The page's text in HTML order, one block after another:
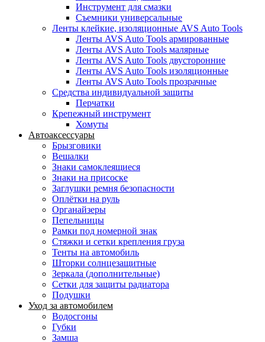
Инструмент для смазки
Съемники универсальные
Ленты клейкие, изоляционные AVS Auto Tools
Ленты AVS Auto Tools армированные
Ленты AVS Auto Tools малярные
Ленты AVS Auto Tools двусторонние
Ленты AVS Auto Tools изоляционные
Ленты AVS Auto Tools прозрачные
Средства индивидуальной защиты
Перчатки
Крепежный инструмент
Хомуты
Автоаксессуары
Брызговики
Вешалки
Знаки самоклеящиеся
Знаки на присоске
Заглушки ремня безопасности
Оплётки на руль
Органайзеры
Пепельницы
Рамки под номерной знак
Стяжки и сетки крепления груза
Тенты на автомобиль
Шторки солнцезащитные
Зеркала (дополнительные)
Сетки для защиты радиатора
Подушки
Уход за автомобилем
Водосгоны
Губки
Замша